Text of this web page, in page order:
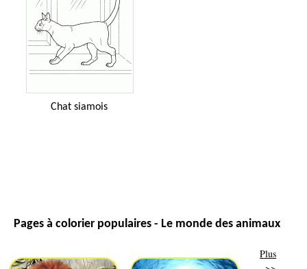
Chat siamois
Pages à colorier populaires - Le monde des animaux
Plus